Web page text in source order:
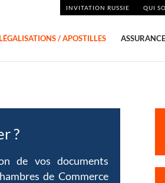
INVITATION RUSSIE QUI
LÉGALISATIONS / APOSTILLES
?
de vos documents
de Commerce